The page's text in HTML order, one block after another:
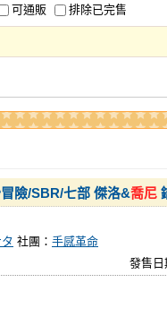
可通販 排除已完售
險/SBR/七部 傑洛&喬尼
社團： 手感革命
發售日